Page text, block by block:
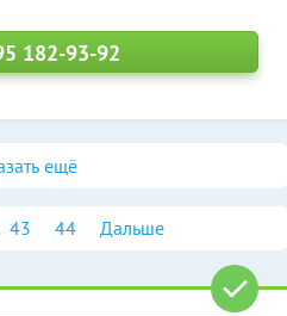
182-93-92
ещё
43 44 Дальше